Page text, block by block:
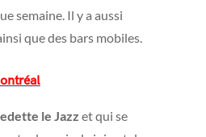
semaine. Il y a aussi
que des bars mobiles.
le Jazz et qui se